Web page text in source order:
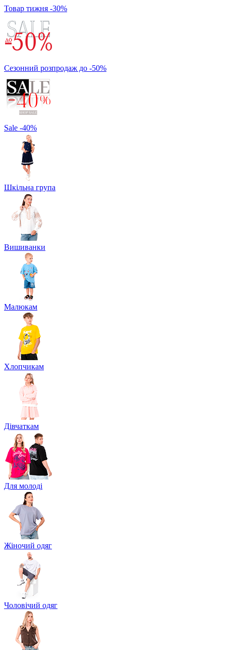
Товар тижня -30%
Сезонний розпродаж до -50%
Sale -40%
Шкільна група
Вишиванки
Малюкам
Хлопчикам
Дівчаткам
Для молоді
Жіночий одяг
Чоловічий одяг